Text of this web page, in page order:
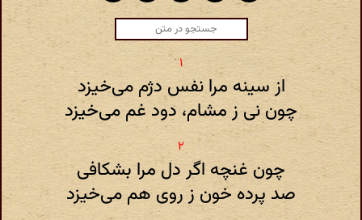
از سینه مرا نفس دژم می‌خیزد
چون نی ز مشام، دود غم می‌خیزد
چون غنچه اگر دل مرا بشکافی
صد پرده خون ز روی هم می‌خیزد